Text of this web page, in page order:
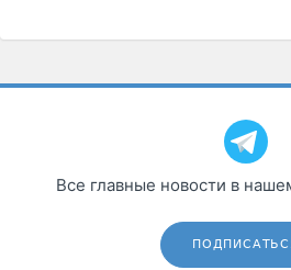
Все главные новости в